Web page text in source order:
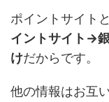
ポイントサイト
イントサイト→
けだからです。
他の情報はお互